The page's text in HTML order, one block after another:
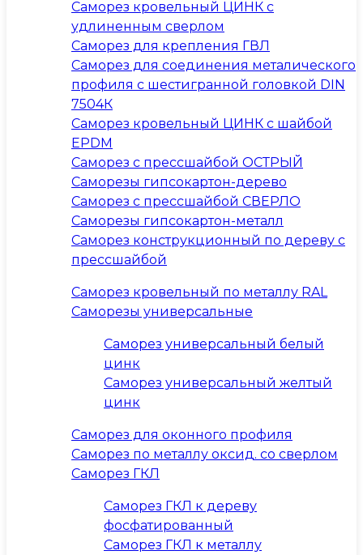
Саморез кровельный ЦИНК с
удлиненным сверлом
Саморез для крепления ГВЛ
Саморез для соединения металического
профиля с шестигранной головкой DIN
7504К
Саморез кровельный ЦИНК с шайбой
EPDM
Саморез с прессшайбой ОСТРЫЙ
Саморезы гипсокартон-дерево
Саморез с прессшайбой СВЕРЛО
Саморезы гипсокартон-металл
Саморез конструкционный по дереву с
прессшайбой
Саморез кровельный по металлу RAL
Саморезы универсальные
Саморез универсальный белый
цинк
Саморез универсальный желтый
цинк
Саморез для оконного профиля
Саморез по металлу оксид. со сверлом
Саморез ГКЛ
Саморез ГКЛ к дереву
фосфатированный
Саморез ГКЛ к металлу